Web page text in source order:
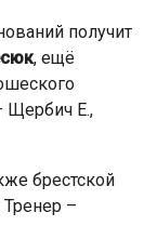
получит
, ещё
Щербич Е.,
брестской
–